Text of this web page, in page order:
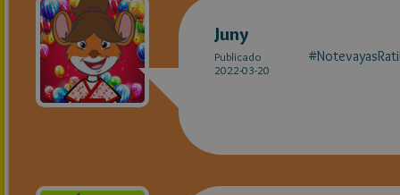
Juny
Publicado
2022-03-20